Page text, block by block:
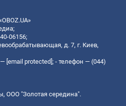
06156;
д. 7, г. Киев,
— [email protected]; - телефон — (044)
ООО "Золотая середина".